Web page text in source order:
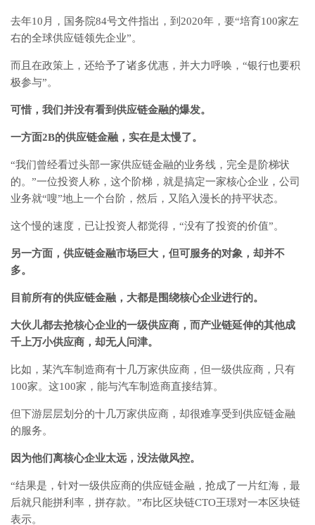
去年10月，国务院84号文件指出，到2020年，要“培育100家左
右的全球供应链领先企业”。
而且在政策上，还给予了诸多优惠，并大力呼唤，“银行也要积
极参与”。
可惜，我们并没有看到供应链金融的爆发。
一方面2B的供应链金融，实在是太慢了。
“我们曾经看过头部一家供应链金融的业务线，完全是阶梯状
的。”一位投资人称，这个阶梯，就是搞定一家核心企业，公司
业务就“嗖”地上一个台阶，然后，又陷入漫长的持平状态。
这个慢的速度，已让投资人都觉得，“没有了投资的价值”。
另一方面，供应链金融市场巨大，但可服务的对象，却并不
多。
目前所有的供应链金融，大都是围绕核心企业进行的。
大伙儿都去抢核心企业的一级供应商，而产业链延伸的其他成
千上万小供应商，却无人问津。
比如，某汽车制造商有十几万家供应商，但一级供应商，只有
100家。这100家，能与汽车制造商直接结算。
但下游层层划分的十几万家供应商，却很难享受到供应链金融
的服务。
因为他们离核心企业太远，没法做风控。
“结果是，针对一级供应商的供应链金融，抢成了一片红海，最
后就只能拼利率，拼存款。”布比区块链CTO王璟对一本区块链
表示。